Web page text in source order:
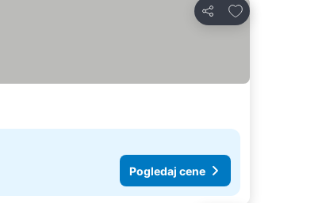
Deli
Dodati u favorite
Pogledaj cene